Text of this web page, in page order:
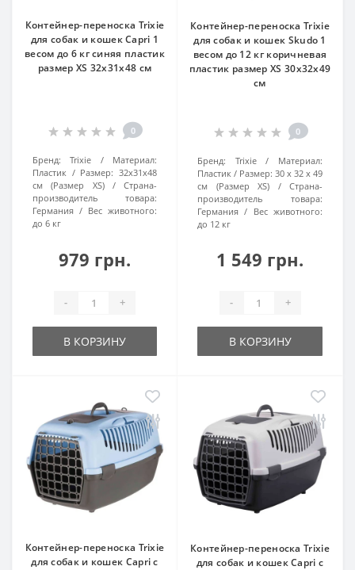
Контейнер-переноска Trixie
для собак и кошек Capri 1
весом до 6 кг синяя пластик
размер XS 32x31x48 см
0
Бренд: Trixie
Материал:
Пластик
Размер: 32x31x48
см (Размер XS)
Страна-
производитель товара:
Германия
Вес животного:
до 6 кг
979 грн.
- +
В КОРЗИНУ
Контейнер-переноска Trixie
для собак и кошек Skudo 1
весом до 12 кг коричневая
пластик размер XS 30x32x49
см
0
Бренд: Trixie
Материал:
Пластик
Размер: 30 x 32 x 49
см (Размер XS)
Страна-
производитель товара:
Германия
Вес животного:
до 12 кг
1 549 грн.
- +
В КОРЗИНУ
Контейнер-переноска Trixie
для собак и кошек Capri с
Контейнер-переноска Trixie
для собак и кошек Capri с